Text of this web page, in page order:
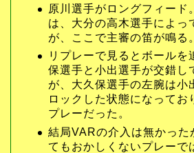
原川選手がロングフィード
は、大分の高木選手によっ
が、ここで主審の笛が鳴る。
リプレーで見るとボールを
保選手と小出選手が交錯し
が、大久保選手の左腕は小
ロックした状態になってお
プレーだった。
結局VARの介入は無かった
てもおかしくないプレーで